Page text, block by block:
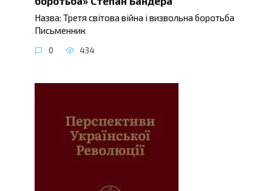
Назва: Третя світова війна і визвольна боротьба
Письменник
0 434